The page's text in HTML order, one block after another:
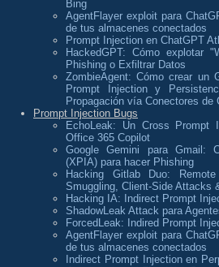
Bing
AgentFlayer exploit para
de tus almacenes conectados
Prompt Injection en ChatGPT
HackedGPT: Cómo explotar
Phishing o Exfiltrar Datos
ZombieAgent: Cómo crear un
Prompt Injection y
Propagación vía Conectores de
Prompt Injection Bugs
EchoLeak: Un Cross Prompt
Office 365 Copilot
Google Gemini para Gmail:
(XPIA) para hacer Phishing
Hacking Gitlab Duo:
Smuggling, Client-Side Attacks
Hacking IA: Indirect Prompt
ShadowLeak Attack para
ForcedLeak: Indired Prompt
AgentFlayer exploit para
de tus almacenes conectados
Indirect Prompt Injection en